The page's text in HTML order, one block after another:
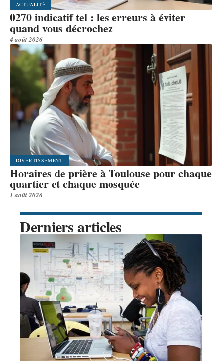
ACTUALITÉ
0270 indicatif tel : les erreurs à éviter
quand vous décrochez
4 août 2026
DIVERTISSEMENT
Horaires de prière à Toulouse pour chaque
quartier et chaque mosquée
1 août 2026
Derniers articles